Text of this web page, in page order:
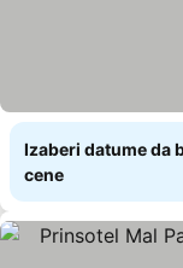
Izaberi datume da
cene